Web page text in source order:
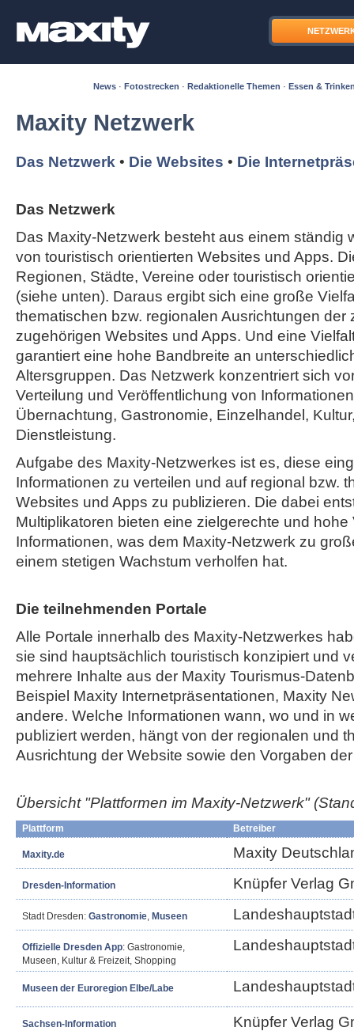
News · Fotostrecken · Redaktionelle Themen · Essen &
Maxity Netzwerk
Das Netzwerk • Die Websites • Die
Das Netzwerk
Das Maxity-Netzwerk besteht aus einem ständig
von touristisch orientierten Websites und Apps.
Regionen, Städte, Vereine oder touristisch
(siehe unten). Daraus ergibt sich eine große
thematischen bzw. regionalen Ausrichtungen der
zugehörigen Websites und Apps. Und eine
garantiert eine hohe Bandbreite an
Altersgruppen. Das Netzwerk konzentriert sich
Verteilung und Veröffentlichung von
Übernachtung, Gastronomie, Einzelhandel,
Dienstleistung.
Aufgabe des Maxity-Netzwerkes ist es, diese
Informationen zu verteilen und auf regional bzw.
Websites und Apps zu publizieren. Die dabei
Multiplikatoren bieten eine zielgerechte und hohe
Informationen, was dem Maxity-Netzwerk zu
einem stetigen Wachstum verholfen hat.
Die teilnehmenden Portale
Alle Portale innerhalb des Maxity-Netzwerkes
sie sind hauptsächlich touristisch konzipiert und
mehrere Inhalte aus der Maxity Tourismus-
Beispiel Maxity Internetpräsentationen, Maxity
andere. Welche Informationen wann, wo und in
publiziert werden, hängt von der regionalen und
Ausrichtung der Website sowie den Vorgaben
Übersicht "Plattformen im Maxity-Netzwerk"
Plattform Betreiber
Maxity.de Maxity
Dresden-Information Knüpfer Verlag
Stadt Dresden: Gastronomie, Museen
Offizielle Dresden App: Gastronomie,
Museen, Kultur & Freizeit, Shopping
Museen der Euroregion Elbe/Labe
Sachsen-Information Knüpfer Verlag